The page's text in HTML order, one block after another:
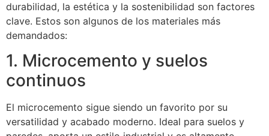
durabilidad, la estética y la sostenibilidad son factores
clave. Estos son algunos de los materiales más
demandados:
1. Microcemento y suelos
continuos
El microcemento sigue siendo un favorito por su
versatilidad y acabado moderno. Ideal para suelos y